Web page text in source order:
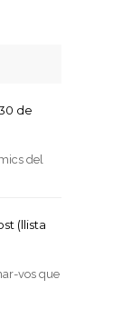
de
del
(llista
vos que